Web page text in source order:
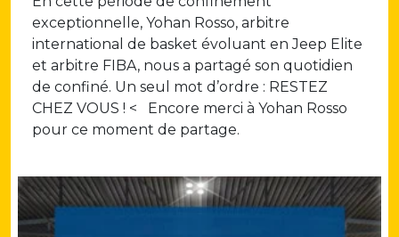
exceptionnelle, Yohan Rosso, arbitre
international de basket évoluant en Jeep Elite
et arbitre FIBA, nous a partagé son quotidien
de confiné. Un seul mot d’ordre : RESTEZ
CHEZ VOUS ! < Encore merci à Yohan Rosso
pour ce moment de partage.